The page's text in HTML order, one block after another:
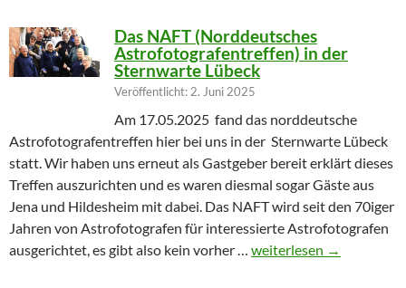
Das NAFT (Norddeutsches
Astrofotografentreffen) in der
Sternwarte Lübeck
Veröffentlicht: 2. Juni 2025
Am 17.05.2025 fand das norddeutsche
Astrofotografentreffen hier bei uns in der Sternwarte Lübeck
statt. Wir haben uns erneut als Gastgeber bereit erklärt dieses
Treffen auszurichten und es waren diesmal sogar Gäste aus
Jena und Hildesheim mit dabei. Das NAFT wird seit den 70iger
Jahren von Astrofotografen für interessierte Astrofotografen
ausgerichtet, es gibt also kein vorher … Das NAFT
weiterlesen →